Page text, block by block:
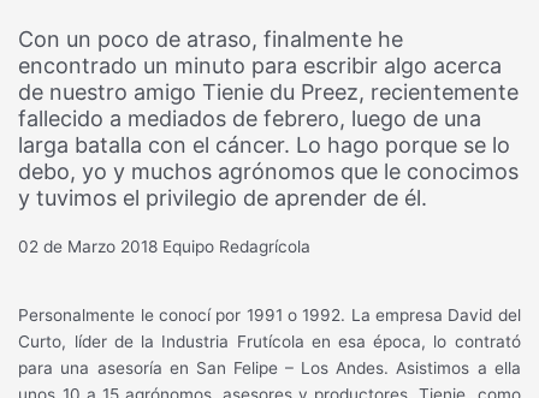
Con un poco de atraso, finalmente he
encontrado un minuto para escribir algo acerca
de nuestro amigo Tienie du Preez, recientemente
fallecido a mediados de febrero, luego de una
larga batalla con el cáncer. Lo hago porque se lo
debo, yo y muchos agrónomos que le conocimos
y tuvimos el privilegio de aprender de él.
02 de Marzo 2018 Equipo Redagrícola
Personalmente le conocí por 1991 o 1992. La empresa David del
Curto, líder de la Industria Frutícola en esa época, lo contrató
para una asesoría en San Felipe – Los Andes. Asistimos a ella